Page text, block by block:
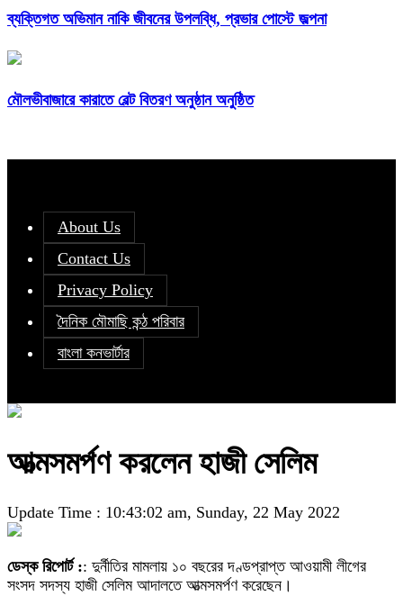
ব্যক্তিগত অভিমান নাকি জীবনের উপলব্ধি, প্রভার পোস্টে জল্পনা
মৌলভীবাজারে কারাতে বেল্ট বিতরণ অনুষ্ঠান অনুষ্ঠিত
About Us
Contact Us
Privacy Policy
দৈনিক মৌমাছি কন্ঠ পরিবার
বাংলা কনভার্টার
আত্মসমর্পণ করলেন হাজী সেলিম
Update Time : 10:43:02 am, Sunday, 22 May 2022
ডেস্ক রিপোর্ট :: দুর্নীতির মামলায় ১০ বছরের দণ্ডপ্রাপ্ত আওয়ামী লীগের
সংসদ সদস্য হাজী সেলিম আদালতে আত্মসমর্পণ করেছেন।